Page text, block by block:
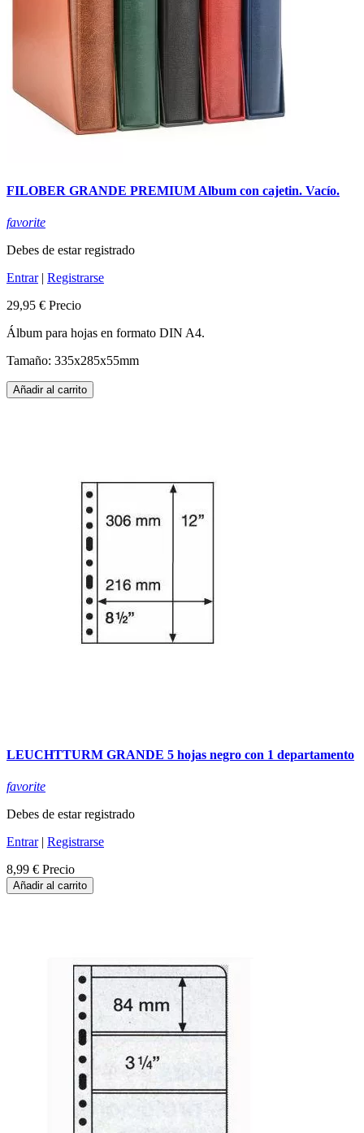
FILOBER GRANDE PREMIUM Album con cajetin. Vacío.
favorite
Debes de estar registrado
Entrar| Registrarse
29,95 € Precio
Álbum para hojas en formato DIN A4.
Tamaño: 335x285x55mm
Añadir al carrito
LEUCHTTURM GRANDE 5 hojas negro con 1 departamento
favorite
Debes de estar registrado
Entrar| Registrarse
8,99 € Precio
Añadir al carrito